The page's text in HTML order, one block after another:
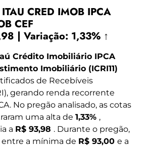
CRED IMOB IPCA
CEF
| Variação: 1,33% ↑
Crédito Imobiliário IPCA
Imobiliário (ICRI11)
de Recebíveis
gerando renda recorrente
No pregão analisado, as cotas
uma alta de 1,33% ,
a R$ 93,98 . Durante o pregão,
a mínima de R$ 93,00 e a